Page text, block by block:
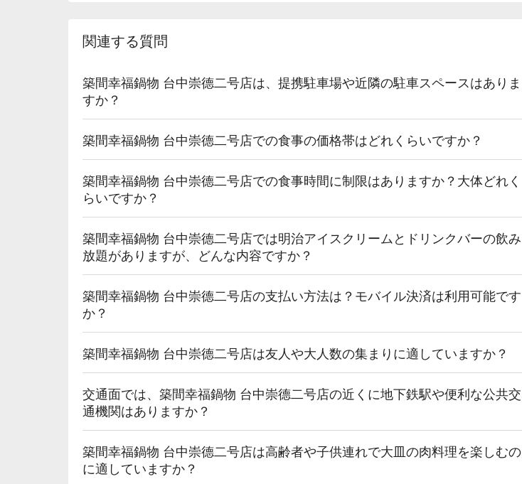
関連する質問
築間幸福鍋物 台中崇德二号店は、提携駐車場や近隣の駐車スペースはありま
すか？
築間幸福鍋物 台中崇德二号店での食事の価格帯はどれくらいですか？
築間幸福鍋物 台中崇德二号店での食事時間に制限はありますか？大体どれく
らいですか？
築間幸福鍋物 台中崇德二号店では明治アイスクリームとドリンクバーの飲み
放題がありますが、どんな内容ですか？
築間幸福鍋物 台中崇德二号店の支払い方法は？モバイル決済は利用可能です
か？
築間幸福鍋物 台中崇德二号店は友人や大人数の集まりに適していますか？
交通面では、築間幸福鍋物 台中崇德二号店の近くに地下鉄駅や便利な公共交
通機関はありますか？
築間幸福鍋物 台中崇德二号店は高齢者や子供連れで大皿の肉料理を楽しむの
に適していますか？